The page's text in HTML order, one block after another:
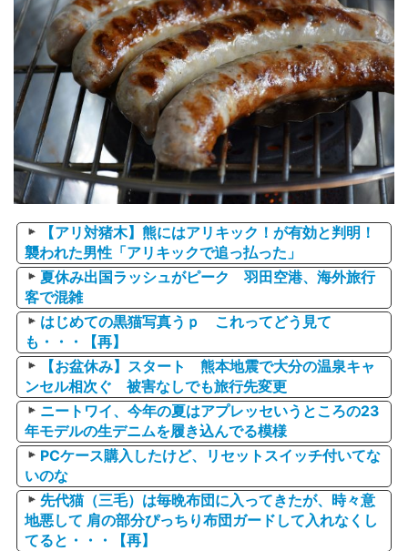
【アリ対猪木】熊にはアリキック！が有効と判明！
襲われた男性「アリキックで追っ払った」
夏休み出国ラッシュがピーク 羽田空港、海外旅行
客で混雑
はじめての黒猫写真うｐ これってどう見て
も・・・【再】
【お盆休み】スタート 熊本地震で大分の温泉キャ
ンセル相次ぐ 被害なしでも旅行先変更
ニートワイ、今年の夏はアプレッセいうところの23
年モデルの生デニムを履き込んでる模様
PCケース購入したけど、リセットスイッチ付いてな
いのな
先代猫（三毛）は毎晩布団に入ってきたが、時々意
地悪して 肩の部分ぴっちり布団ガードして入れなくし
てると・・・【再】